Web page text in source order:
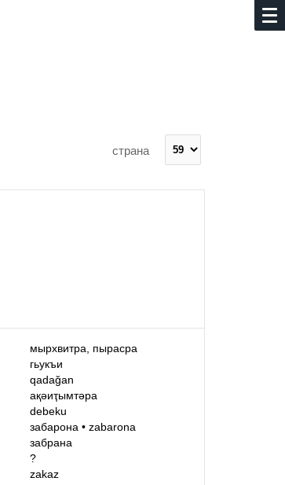
страна
мырхвитра, пырасра
гьукъи
qadağan
ақәиҭымтәра
debeku
забарона• zabarona
забрана
?
zakaz